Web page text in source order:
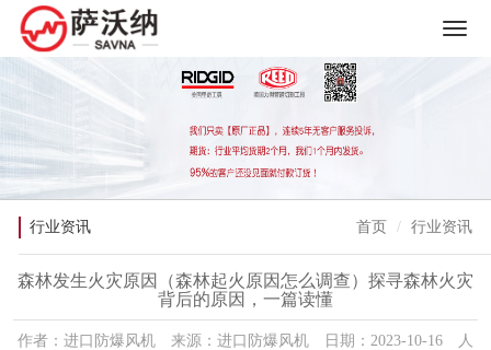
行业资讯 首页 行业资讯
森林发生火灾原因（森林起火原因怎么调查）探寻森林火灾
背后的原因，一篇读懂
作者：进口防爆风机 来源：进口防爆风机 日期：2023-10-16 人